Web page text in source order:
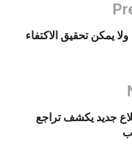
يمكن تحقيق الاكتفاء
جديد يكشف تراجع